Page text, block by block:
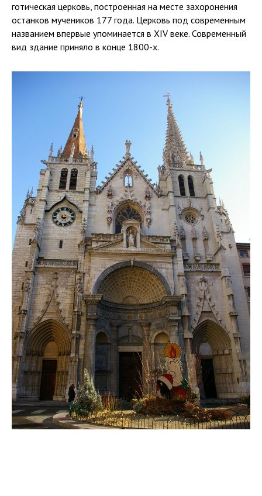
готическая церковь, построенная на месте захоронения
останков мучеников 177 года. Церковь под современным
названием впервые упоминается в XIV веке. Современный
вид здание приняло в конце 1800-х.